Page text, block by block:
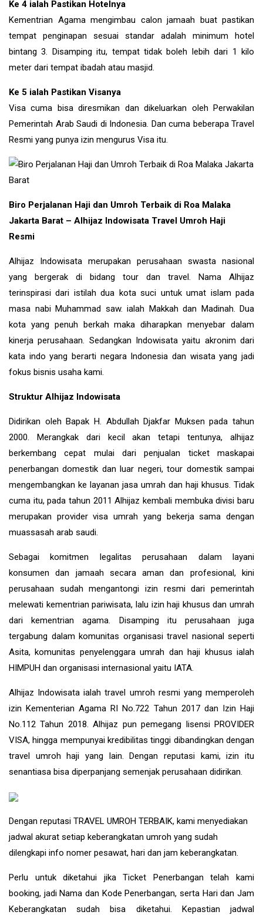
Ke 4 ialah Pastikan Hotelnya
Kementrian Agama mengimbau calon jamaah buat pastikan
tempat penginapan sesuai standar adalah minimum hotel
bintang 3. Disamping itu, tempat tidak boleh lebih dari 1 kilo
meter dari tempat ibadah atau masjid.
Ke 5 ialah Pastikan Visanya
Visa cuma bisa diresmikan dan dikeluarkan oleh Perwakilan
Pemerintah Arab Saudi di Indonesia. Dan cuma beberapa Travel
Resmi yang punya izin mengurus Visa itu.
Biro Perjalanan Haji dan Umroh Terbaik di Roa Malaka
Jakarta Barat – Alhijaz Indowisata Travel Umroh Haji
Resmi
Alhijaz Indowisata merupakan perusahaan swasta nasional
yang bergerak di bidang tour dan travel. Nama Alhijaz
terinspirasi dari istilah dua kota suci untuk umat islam pada
masa nabi Muhammad saw. ialah Makkah dan Madinah. Dua
kota yang penuh berkah maka diharapkan menyebar dalam
kinerja perusahaan. Sedangkan Indowisata yaitu akronim dari
kata indo yang berarti negara Indonesia dan wisata yang jadi
fokus bisnis usaha kami.
Struktur Alhijaz Indowisata
Didirikan oleh Bapak H. Abdullah Djakfar Muksen pada tahun
2000. Merangkak dari kecil akan tetapi tentunya, alhijaz
berkembang cepat mulai dari penjualan ticket maskapai
penerbangan domestik dan luar negeri, tour domestik sampai
mengembangkan ke layanan jasa umrah dan haji khusus. Tidak
cuma itu, pada tahun 2011 Alhijaz kembali membuka divisi baru
merupakan provider visa umrah yang bekerja sama dengan
muassasah arab saudi.
Sebagai komitmen legalitas perusahaan dalam layani
konsumen dan jamaah secara aman dan profesional, kini
perusahaan sudah mengantongi izin resmi dari pemerintah
melewati kementrian pariwisata, lalu izin haji khusus dan umrah
dari kementrian agama. Disamping itu perusahaan juga
tergabung dalam komunitas organisasi travel nasional seperti
Asita, komunitas penyelenggara umrah dan haji khusus ialah
HIMPUH dan organisasi internasional yaitu IATA.
Alhijaz Indowisata ialahtravel umroh resmi yang memperoleh
izin Kementerian Agama RI No.722 Tahun 2017 dan Izin Haji
No.112 Tahun 2018. Alhijaz pun pemegang lisensi PROVIDER
VISA, hingga mempunyai kredibilitas tinggi dibandingkan dengan
travel umroh haji yang lain. Dengan reputasi kami, izin itu
senantiasa bisa diperpanjang semenjak perusahaan didirikan.
Dengan reputasi TRAVEL UMROH TERBAIK, kami menyediakan
jadwal akurat setiap keberangkatan umroh yang sudah
dilengkapi info nomer pesawat, hari dan jam keberangkatan.
Perlu untuk diketahui jika Ticket Penerbangan telah kami
booking, jadi Nama dan Kode Penerbangan, serta Hari dan Jam
Keberangkatan sudah bisa diketahui. Kepastian jadwal